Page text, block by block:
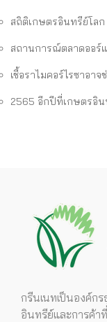
สถิติเกษตรอินทรีย์โล
สถานการณ์ตลาดออร์
เชื้อราไมคอร์ไรซาอา
2565 อีกปีที่เกษตรอิน
กรีนเนทเป็นองค์ก
อินทรีย์และการค้า